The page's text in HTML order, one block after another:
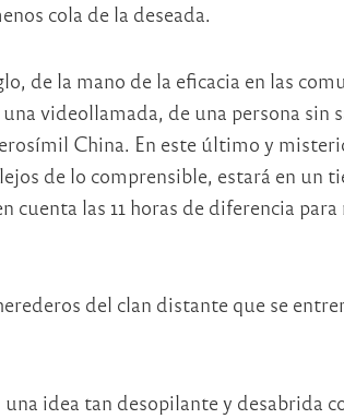
cola de la deseada.
de la mano de la eficacia en las
videollamada, de una persona sin
China. En este último y
de lo comprensible, estará en un
cuenta las 11 horas de diferencia
del clan distante que se
idea tan desopilante y desabrida